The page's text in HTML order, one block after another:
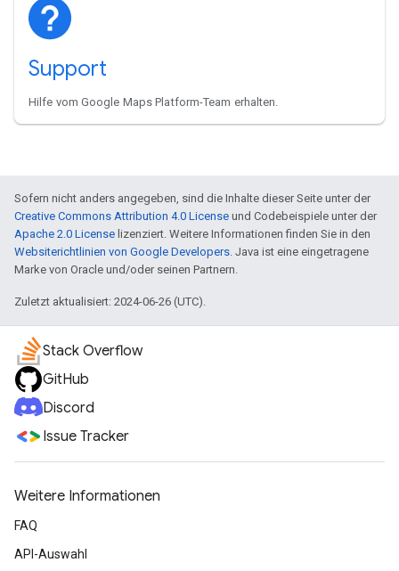
Support
Hilfe vom Google Maps Platform-Team erhalten.
Sofern nicht anders angegeben, sind die Inhalte dieser Seite unter der
Creative Commons Attribution 4.0 License und Codebeispiele unter der
Apache 2.0 License lizenziert. Weitere Informationen finden Sie in den
Websiterichtlinien von Google Developers . Java ist eine eingetragene
Marke von Oracle und/oder seinen Partnern.
Zuletzt aktualisiert: 2024-06-26 (UTC).
Stack Overflow
GitHub
Discord
Issue Tracker
Weitere Informationen
FAQ
API-Auswahl